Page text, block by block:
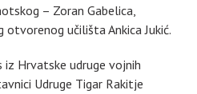
– Zoran Gabelica,
učilišta Ankica Jukić.
Hrvatske udruge vojnih
Udruge Tigar Rakitje